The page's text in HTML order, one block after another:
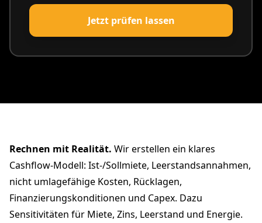
Jetzt prüfen lassen
Rechnen mit Realität. Wir erstellen ein klares
Cashflow-Modell: Ist-/Sollmiete, Leerstandsannahmen,
nicht umlagefähige Kosten, Rücklagen,
Finanzierungskonditionen und Capex. Dazu
Sensitivitäten für Miete, Zins, Leerstand und Energie.